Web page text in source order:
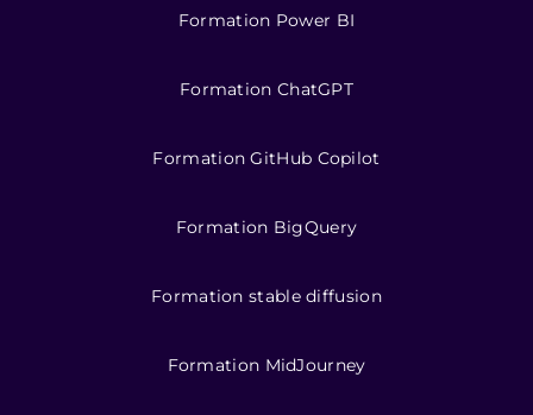
Formation Power BI
Formation ChatGPT
Formation GitHub Copilot
Formation BigQuery
Formation stable diffusion
Formation MidJourney